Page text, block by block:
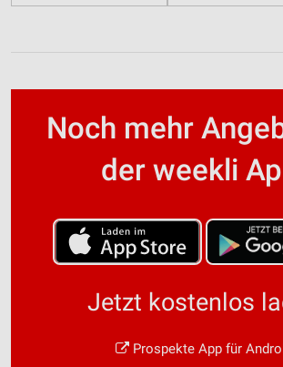
Noch mehr
der weekli
Jetzt kostenlos
Prospekte App für